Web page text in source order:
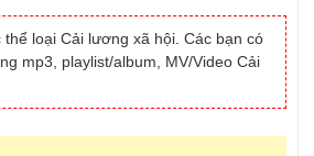
loại Cải lương xã hội. Các bạn có
mp3, playlist/album, MV/Video Cải